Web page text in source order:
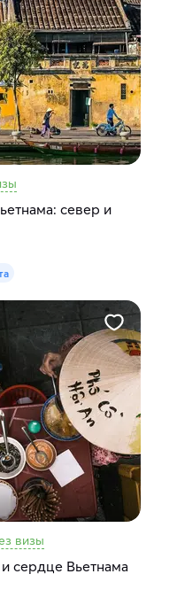
север и
визы
сердце Вьетнама